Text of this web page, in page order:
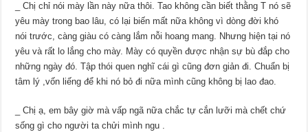
_ Chị chỉ nói mày lần này nữa thôi. Tao không cần biết thằng T nó sẽ
yêu mày trong bao lâu, có lại biến mất nữa không vì dòng đời khó
nói trước, càng giàu có càng lắm nỗi hoang mang. Nhưng hiện tại nó
yêu và rất lo lắng cho mày. Mày có quyền được nhận sự bù đắp cho
những ngày đó. Tập thói quen nghĩ cái gì cũng đơn giản đi. Chuẩn bị
tâm lý ,vốn liếng để khi nó bỏ đi nữa mình cũng không bị lao đao.
_ Chị ạ, em bây giờ mà vấp ngã nữa chắc tự cắn lưỡi mà chết chứ
sống gì cho người ta chửi mình ngu .